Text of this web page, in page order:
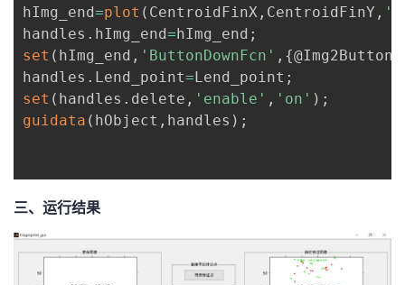
hImg_end=plot ( CentroidFinX , CentroidFinY ,
handles . hImg_end=hImg_end ;
set ( hImg_end , 'ButtonDownFcn' , {
handles . Lend_point=Lend_point ;
set ( handles . delete , 'enable' , 'on' ) ;
guidata ( hObject , handles ) ;
三、运行结果